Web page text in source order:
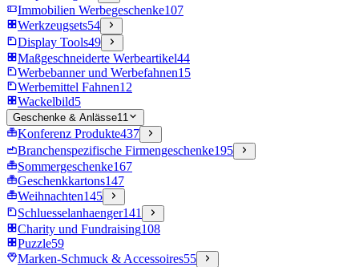
Immobilien Werbegeschenke107
Werkzeugsets54
Display Tools49
Maßgeschneiderte Werbeartikel44
Werbebanner und Werbefahnen15
Werbemittel Fahnen12
Wackelbild5
Geschenke & Anlässe11
Konferenz Produkte437
Branchenspezifische Firmengeschenke195
Sommergeschenke167
Geschenkkartons147
Weihnachten145
Schluesselanhaenger141
Charity und Fundraising108
Puzzle59
Marken-Schmuck & Accessoires55